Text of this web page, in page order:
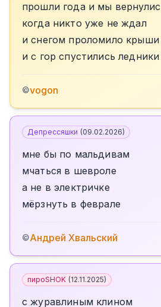
прошли года и мы
когда никто уже не ждал
и снегом проломило крыши
и с гор спустились ледники
©vogon
Депрессяшки (09.02.2026)
мне бы по мальдивам
мчаться в шевроле
а не в электричке
мёрзнуть в феврале
©Андрей Хвальский
пироSHOK (12.11.2025)
с журавлиным клином